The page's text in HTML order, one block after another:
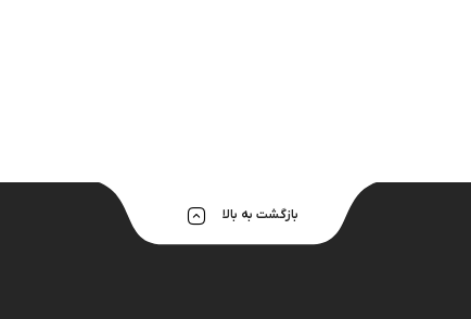
بازگشت به بالا